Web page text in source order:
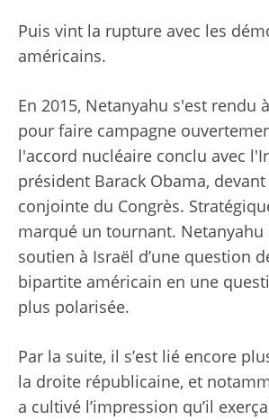
Puis vint la rupture avec les
américains.
En 2015, Netanyahu s'est rendu
pour faire campagne
l'accord nucléaire conclu avec
président Barack Obama,
conjointe du Congrès.
marqué un tournant.
soutien à Israël d’une question
bipartite américain en une
plus polarisée.
Par la suite, il s’est lié encore
la droite républicaine, et
a cultivé l’impression qu’il